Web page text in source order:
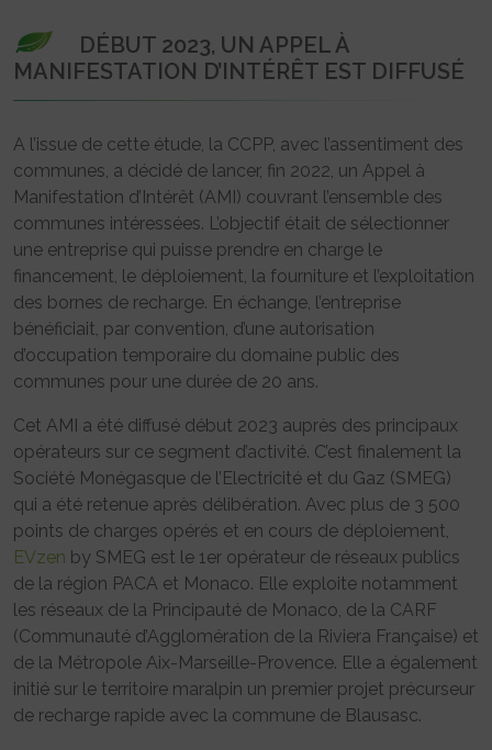
DÉBUT 2023, UN APPEL À
MANIFESTATION D’INTÉRÊT EST DIFFUSÉ
A l’issue de cette étude, la CCPP, avec l’assentiment des
communes, a décidé de lancer, fin 2022, un Appel à
Manifestation d’Intérêt (AMI) couvrant l’ensemble des
communes intéressées. L’objectif était de sélectionner
une entreprise qui puisse prendre en charge le
financement, le déploiement, la fourniture et l’exploitation
des bornes de recharge. En échange, l’entreprise
bénéficiait, par convention, d’une autorisation
d’occupation temporaire du domaine public des
communes pour une durée de 20 ans.
Cet AMI a été diffusé début 2023 auprès des principaux
opérateurs sur ce segment d’activité. C’est finalement la
Société Monégasque de l’Electricité et du Gaz (SMEG)
qui a été retenue après délibération. Avec plus de 3 500
points de charges opérés et en cours de déploiement,
EVzen by SMEG est le 1er opérateur de réseaux publics
de la région PACA et Monaco. Elle exploite notamment
les réseaux de la Principauté de Monaco, de la CARF
(Communauté d’Agglomération de la Riviera Française) et
de la Métropole Aix-Marseille-Provence. Elle a également
initié sur le territoire maralpin un premier projet précurseur
de recharge rapide avec la commune de Blausasc.